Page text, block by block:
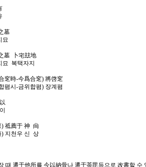
墓
墓 卜宅玆地
복택자지
窆時-今爲合窆) 將啓窆
폄시-금위합폄) 장계폄
祗薦于 神 尙
) 지천우 신 상
때 遷于他所를 今以納骨나 遷于茶毘등으로 改書할 수